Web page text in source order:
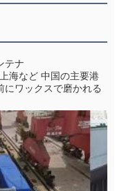
テナ
海など 中国の主要港
ワックスで磨かれる